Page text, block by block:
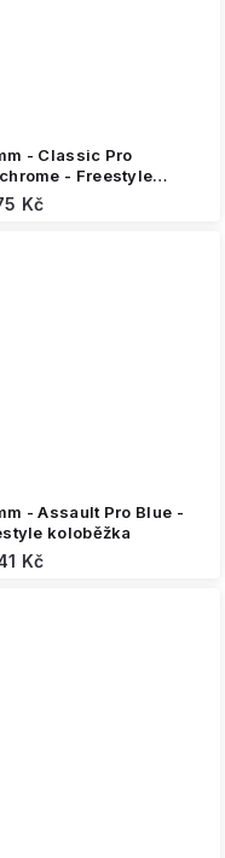
- Classic Pro
- Freestyle
Kč
- Assault Pro Blue -
koloběžka
Kč